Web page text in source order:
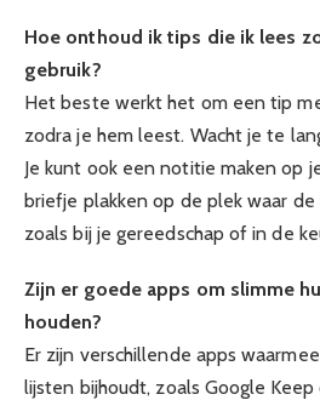
Hoe onthoud ik tips die ik lees
gebruik?
Het beste werkt het om een tip
zodra je hem leest. Wacht je te
Je kunt ook een notitie maken op
briefje plakken op de plek waar de
zoals bij je gereedschap of in de
Zijn er goede apps om slimme
houden?
Er zijn verschillende apps
lijsten bijhoudt, zoals Google